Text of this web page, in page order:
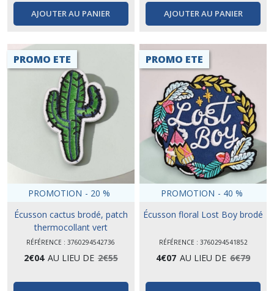
AJOUTER AU PANIER AJOUTER AU PANIER
PROMO ETE
PROMOTION - 20 %
Écusson cactus brodé, patch
thermocollant vert
RÉFÉRENCE : 3760294542736
2€04 AU LIEU DE 2€55
PROMO ETE
PROMOTION - 40 %
Écusson floral Lost Boy brodé
RÉFÉRENCE : 3760294541852
4€07 AU LIEU DE 6€79